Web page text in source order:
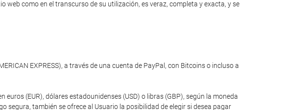
como en el transcurso de su utilización, es veraz, completa y exacta, y se
EXPRESS), a través de una cuenta de PayPal, con Bitcoins o incluso a
(EUR), dólares estadounidenses (USD) o libras (GBP), según la moneda
segura, también se ofrece al Usuario la posibilidad de elegir si desea pagar